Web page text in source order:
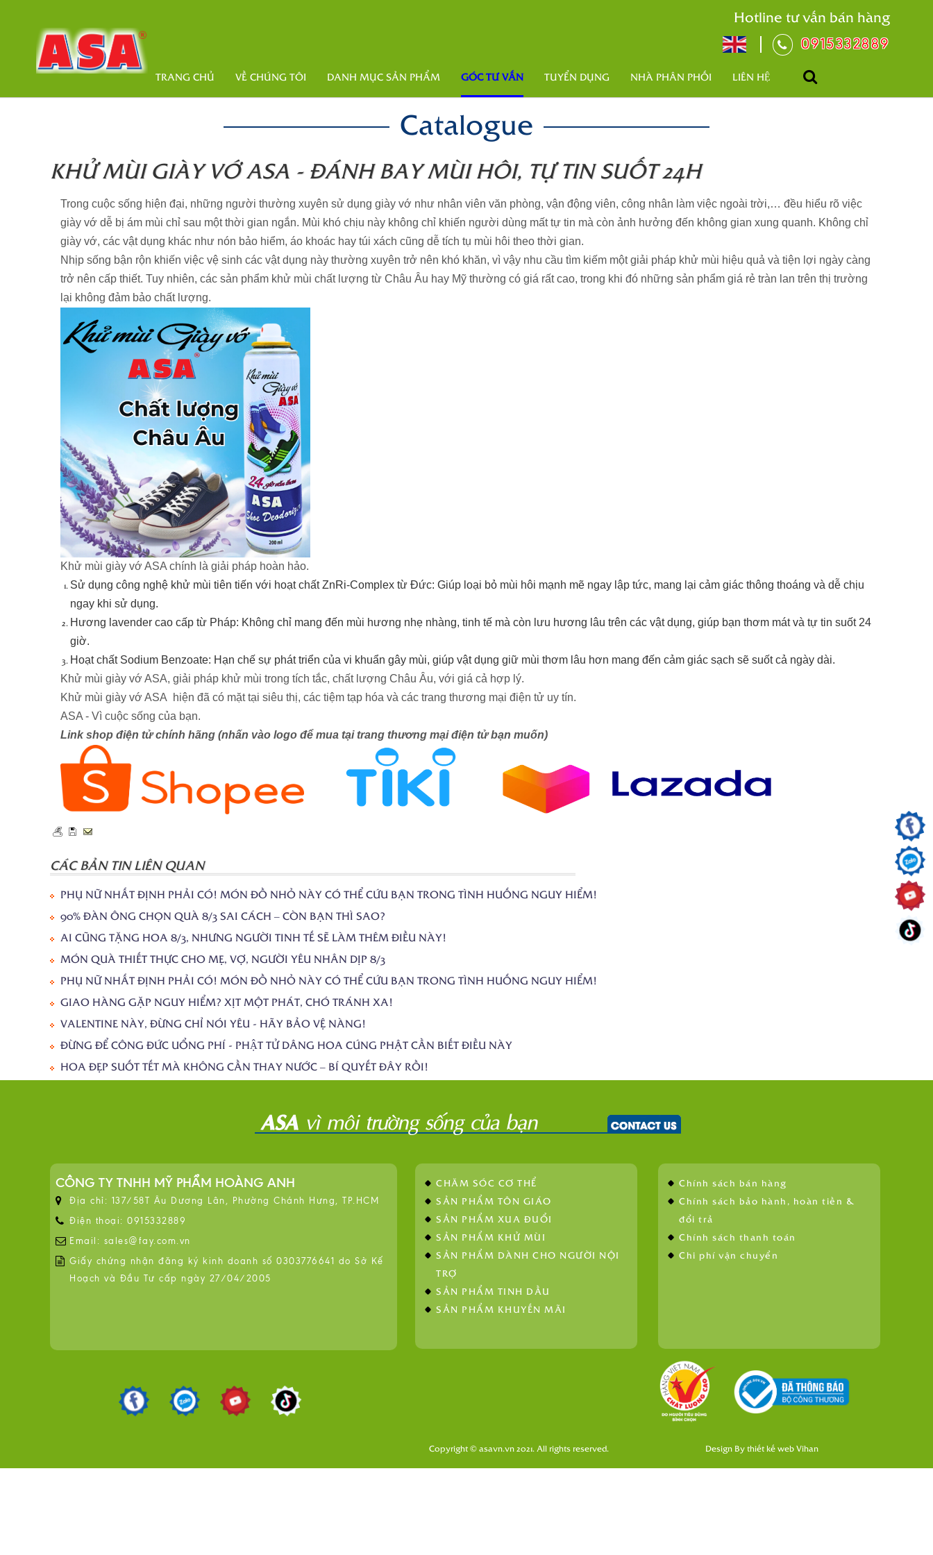
Hotline tư vấn bán hàng
0915332889
TRANG CHỦ VỀ CHÚNG TÔI DANH MỤC SẢN PHẨM GÓC TƯ VẤN TUYỂN DỤNG NHÀ PHÂN PHỐI LIÊN HỆ
Catalogue
KHỬ MÙI GIÀY VỚ ASA - ĐÁNH BAY MÙI HÔI, TỰ TIN SUỐT 24H
Trong cuộc sống hiện đại, những người thường xuyên sử dụng giày vớ như nhân viên văn phòng, vận động viên, công nhân làm việc ngoài trời,… đều hiểu rõ việc
giày vớ dễ bị ám mùi chỉ sau một thời gian ngắn. Mùi khó chịu này không chỉ khiến người dùng mất tự tin mà còn ảnh hưởng đến không gian xung quanh. Không chỉ
giày vớ, các vật dụng khác như nón bảo hiểm, áo khoác hay túi xách cũng dễ tích tụ mùi hôi theo thời gian.
Nhịp sống bận rộn khiến việc vệ sinh các vật dụng này thường xuyên trở nên khó khăn, vì vậy nhu cầu tìm kiếm một giải pháp khử mùi hiệu quả và tiện lợi ngày càng
trở nên cấp thiết. Tuy nhiên, các sản phẩm khử mùi chất lượng từ Châu Âu hay Mỹ thường có giá rất cao, trong khi đó những sản phẩm giá rẻ tràn lan trên thị trường
lại không đảm bảo chất lượng.
Khử mùi giày vớ ASA chính là giải pháp hoàn hảo.
Sử dụng công nghệ khử mùi tiên tiến với hoạt chất ZnRi-Complex từ Đức: Giúp loại bỏ mùi hôi mạnh mẽ ngay lập tức, mang lại cảm giác thông thoáng và dễ chịu
ngay khi sử dụng.
Hương lavender cao cấp từ Pháp: Không chỉ mang đến mùi hương nhẹ nhàng, tinh tế mà còn lưu hương lâu trên các vật dụng, giúp bạn thơm mát và tự tin suốt 24
giờ.
Hoạt chất Sodium Benzoate: Hạn chế sự phát triển của vi khuẩn gây mùi, giúp vật dụng giữ mùi thơm lâu hơn mang đến cảm giác sạch sẽ suốt cả ngày dài.
Khử mùi giày vớ ASA, giải pháp khử mùi trong tích tắc, chất lượng Châu Âu, với giá cả hợp lý.
Khử mùi giày vớ ASA hiện đã có mặt tại siêu thị, các tiệm tạp hóa và các trang thương mại điện tử uy tín.
ASA - Vì cuộc sống của bạn.
Link shop điện tử chính hãng (nhấn vào logo để mua tại trang thương mại điện tử bạn muốn)
CÁC BẢN TIN LIÊN QUAN
PHỤ NỮ NHẤT ĐỊNH PHẢI CÓ! MÓN ĐỒ NHỎ NÀY CÓ THỂ CỨU BẠN TRONG TÌNH HUỐNG NGUY HIỂM!
90% ĐÀN ÔNG CHỌN QUÀ 8/3 SAI CÁCH – CÒN BẠN THÌ SAO?
AI CŨNG TẶNG HOA 8/3, NHƯNG NGƯỜI TINH TẾ SẼ LÀM THÊM ĐIỀU NÀY!
MÓN QUÀ THIẾT THỰC CHO MẸ, VỢ, NGƯỜI YÊU NHÂN DỊP 8/3
PHỤ NỮ NHẤT ĐỊNH PHẢI CÓ! MÓN ĐỒ NHỎ NÀY CÓ THỂ CỨU BẠN TRONG TÌNH HUỐNG NGUY HIỂM!
GIAO HÀNG GẶP NGUY HIỂM? XỊT MỘT PHÁT, CHÓ TRÁNH XA!
VALENTINE NÀY, ĐỪNG CHỈ NÓI YÊU - HÃY BẢO VỆ NÀNG!
ĐỪNG ĐỂ CÔNG ĐỨC UỔNG PHÍ - PHẬT TỬ DÂNG HOA CÚNG PHẬT CẦN BIẾT ĐIỀU NÀY
HOA ĐẸP SUỐT TẾT MÀ KHÔNG CẦN THAY NƯỚC – BÍ QUYẾT ĐÂY RỒI!
CÔNG TY TNHH MỸ PHẨM HOÀNG ANH
Địa chỉ: 137/58T Âu Dương Lân, Phường Chánh Hưng, TP.HCM
Điện thoại: 0915332889
Email: sales@fay.com.vn
Giấy chứng nhận đăng ký kinh doanh số 0303776641 do Sở Kế
Hoạch và Đầu Tư cấp ngày 27/04/2005
CHĂM SÓC CƠ THỂ
SẢN PHẨM TÔN GIÁO
SẢN PHẨM XUA ĐUỔI
SẢN PHẨM KHỬ MÙI
SẢN PHẨM DÀNH CHO NGƯỜI NỘI
TRỢ
SẢN PHẨM TINH DẦU
SẢN PHẨM KHUYẾN MÃI
Chính sách bán hàng
Chính sách bảo hành, hoàn tiền &
đổi trả
Chính sách thanh toán
Chi phí vận chuyển
Copyright © asavn.vn 2021. All rights reserved. Design Bythiết kế webVihan